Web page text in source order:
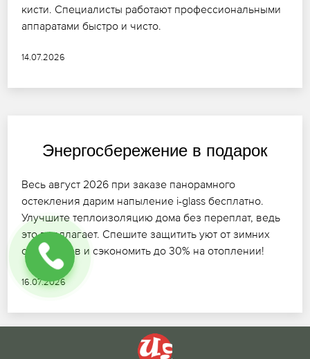
кисти. Специалисты работают профессиональными
аппаратами быстро и чисто.
14.07.2026
Энергосбережение в подарок
Весь август 2026 при заказе панорамного
остекления дарим напыление i-glass бесплатно.
Улучшите теплоизоляцию дома без переплат, ведь
это предлагает. Спешите защитить уют от зимних
сквозняков и сэкономить до 30% на отоплении!
16.07.2026